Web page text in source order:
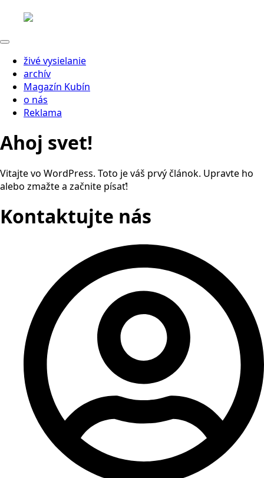
živé vysielanie
archív
Magazín Kubín
o nás
Reklama
Ahoj svet!
Vitajte vo WordPress. Toto je váš prvý článok. Upravte ho
alebo zmažte a začnite písať!
Kontaktujte nás